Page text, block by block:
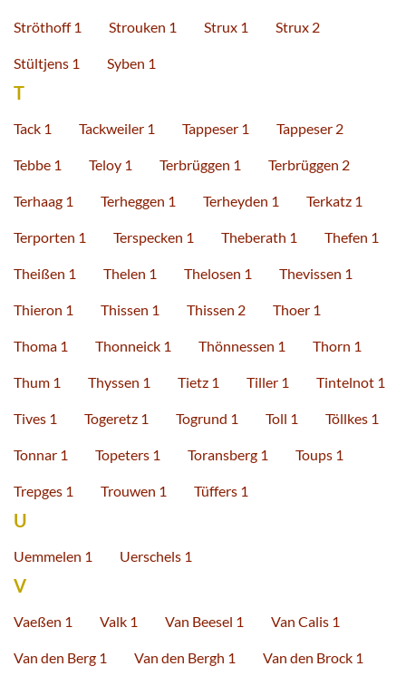
Ströthoff 1 Strouken 1 Strux 1 Strux 2
Stültjens 1 Syben 1
T
Tack 1 Tackweiler 1 Tappeser 1 Tappeser 2
Tebbe 1 Teloy 1 Terbrüggen 1 Terbrüggen 2
Terhaag 1 Terheggen 1 Terheyden 1 Terkatz 1
Terporten 1 Terspecken 1 Theberath 1 Thefen 1
Theißen 1 Thelen 1 Thelosen 1 Thevissen 1
Thieron 1 Thissen 1 Thissen 2 Thoer 1
Thoma 1 Thonneick 1 Thönnessen 1 Thorn 1
Thum 1 Thyssen 1 Tietz 1 Tiller 1 Tintelnot 1
Tives 1 Togeretz 1 Togrund 1 Toll 1 Töllkes 1
Tonnar 1 Topeters 1 Toransberg 1 Toups 1
Trepges 1 Trouwen 1 Tüffers 1
U
Uemmelen 1 Uerschels 1
V
Vaeßen 1 Valk 1 Van Beesel 1 Van Calis 1
Van den Berg 1 Van den Bergh 1 Van den Brock 1